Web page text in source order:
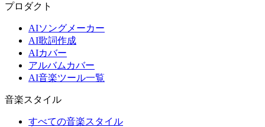
プロダクト
AIソングメーカー
AI歌詞作成
AIカバー
アルバムカバー
AI音楽ツール一覧
音楽スタイル
すべての音楽スタイル